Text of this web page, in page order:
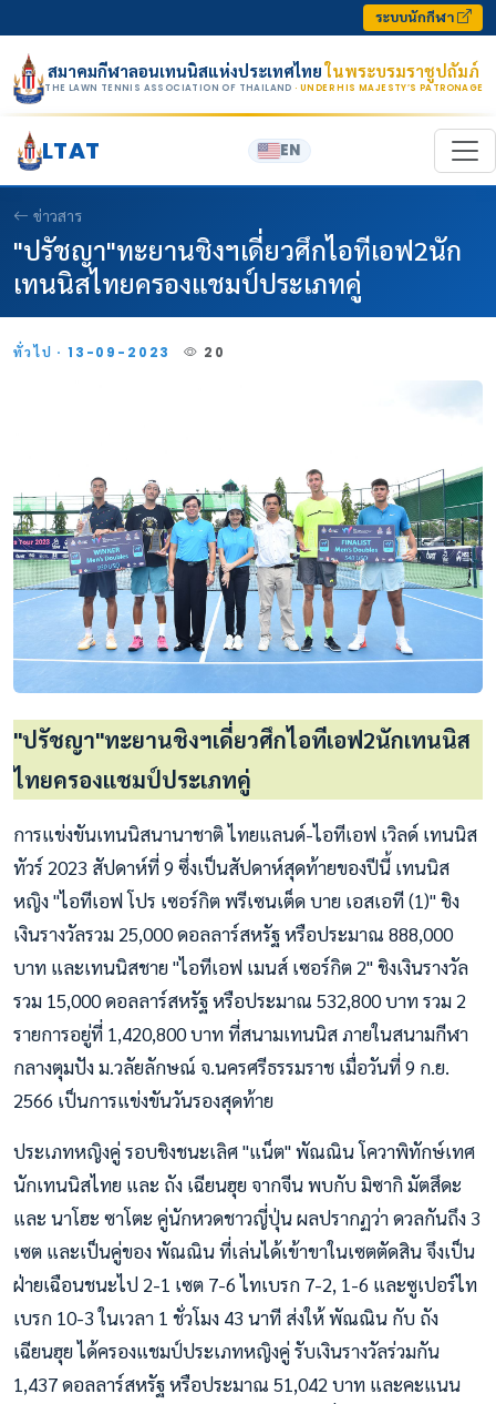
ระบบนักกีฬา
สมาคมกีฬาลอนเทนนิสแห่งประเทศไทยในพระบรมราชูปถัมภ์
THE LAWN TENNIS ASSOCIATION OF THAILAND · UNDER HIS MAJESTY’S PATRONAGE
LTAT EN
ข่าวสาร
"ปรัชญา"ทะยานชิงฯเดี่ยวศึกไอทีเอฟ2นัก
เทนนิสไทยครองแชมป์ประเภทคู่
ทั่วไป · 13-09-2023 20
"ปรัชญา"ทะยานชิงฯเดี่ยวศึกไอทีเอฟ2นักเทนนิส
ไทยครองแชมป์ประเภทคู่
การแข่งขันเทนนิสนานาชาติ ไทยแลนด์-ไอทีเอฟ เวิลด์ เทนนิส
ทัวร์ 2023 สัปดาห์ที่ 9 ซึ่งเป็นสัปดาห์สุดท้ายของปีนี้ เทนนิส
หญิง "ไอทีเอฟ โปร เซอร์กิต พรีเซนเต็ด บาย เอสเอที (1)" ชิง
เงินรางวัลรวม 25,000 ดอลลาร์สหรัฐ หรือประมาณ 888,000
บาท และเทนนิสชาย "ไอทีเอฟ เมนส์ เซอร์กิต 2" ชิงเงินรางวัล
รวม 15,000 ดอลลาร์สหรัฐ หรือประมาณ 532,800 บาท รวม 2
รายการอยู่ที่ 1,420,800 บาท ที่สนามเทนนิส ภายในสนามกีฬา
กลางตุมปัง ม.วลัยลักษณ์ จ.นครศรีธรรมราช เมื่อวันที่ 9 ก.ย.
2566 เป็นการแข่งขันวันรองสุดท้าย
ประเภทหญิงคู่ รอบชิงชนะเลิศ "แน็ต" พัณณิน โควาพิทักษ์เทศ
นักเทนนิสไทย และ ถัง เฉียนฮุย จากจีน พบกับ มิซากิ มัตสึดะ
และ นาโฮะ ซาโตะ คู่นักหวดชาวญี่ปุ่น ผลปรากฏว่า ดวลกันถึง 3
เซต และเป็นคู่ของ พัณณิน ที่เล่นได้เข้าขาในเซตตัดสิน จึงเป็น
ฝ่ายเฉือนชนะไป 2-1 เซต 7-6 ไทเบรก 7-2, 1-6 และซูเปอร์ไท
เบรก 10-3 ในเวลา 1 ชั่วโมง 43 นาที ส่งให้ พัณณิน กับ ถัง
เฉียนฮุย ได้ครองแชมป์ประเภทหญิงคู่ รับเงินรางวัลร่วมกัน
1,437 ดอลลาร์สหรัฐ หรือประมาณ 51,042 บาท และคะแนน